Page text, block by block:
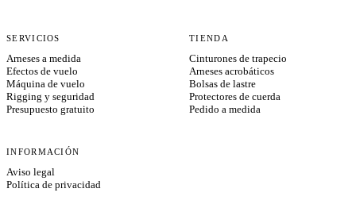
SERVICIOS
Arneses a medida
Efectos de vuelo
Máquina de vuelo
Rigging y seguridad
Presupuesto gratuito
TIENDA
Cinturones de trapecio
Arneses acrobáticos
Bolsas de lastre
Protectores de cuerda
Pedido a medida
INFORMACIÓN
Aviso legal
Política de privacidad